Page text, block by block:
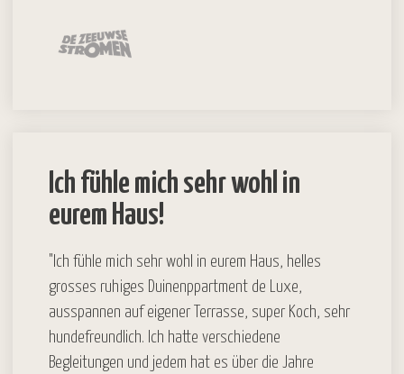
Ich fühle mich sehr wohl in
eurem Haus!
"Ich fühle mich sehr wohl in eurem Haus, helles
grosses ruhiges Duinenppartment de Luxe,
ausspannen auf eigener Terrasse, super Koch, sehr
hundefreundlich. Ich hatte verschiedene
Begleitungen und jedem hat es über die Jahre